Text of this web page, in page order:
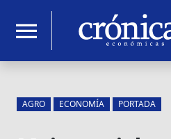
menu
AGRO ECONOMÍA PORTADA